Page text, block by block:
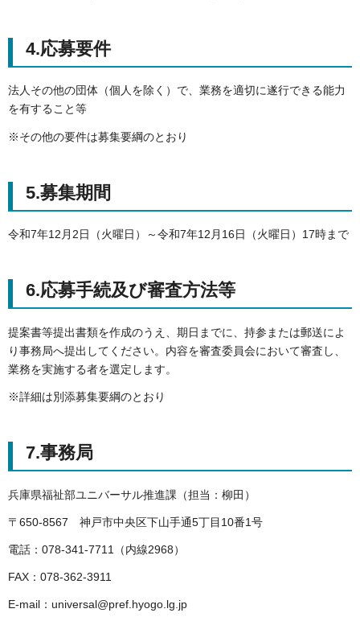
4.応募要件
法人その他の団体（個人を除く）で、業務を適切に遂行できる能力
を有すること等
※その他の要件は募集要綱のとおり
5.募集期間
令和7年12月2日（火曜日）～令和7年12月16日（火曜日）17時まで
6.応募手続及び審査方法等
提案書等提出書類を作成のうえ、期日までに、持参または郵送によ
り事務局へ提出してください。内容を審査委員会において審査し、
業務を実施する者を選定します。
※詳細は別添募集要綱のとおり
7.事務局
兵庫県福祉部ユニバーサル推進課（担当：柳田）
〒650-8567 神戸市中央区下山手通5丁目10番1号
電話：078-341-7711（内線2968）
FAX：078-362-3911
E-mail：universal@pref.hyogo.lg.jp